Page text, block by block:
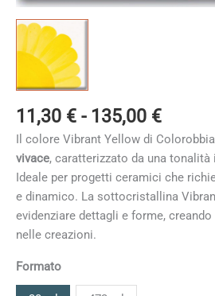
11,30 € - 135,00 €Fascia
di
da
11,30
a
Il colore Vibrant Yellow di
vivace, caratterizzato da una
Ideale per progetti ceramici che
e dinamico. La sottocristallina
evidenziare dettagli e forme,
nelle creazioni.
Formato